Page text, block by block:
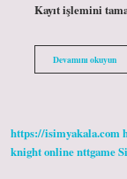
Kayıt işlemini
Devamını okuyun
https://isimyakala.com
knight onlinenttgame